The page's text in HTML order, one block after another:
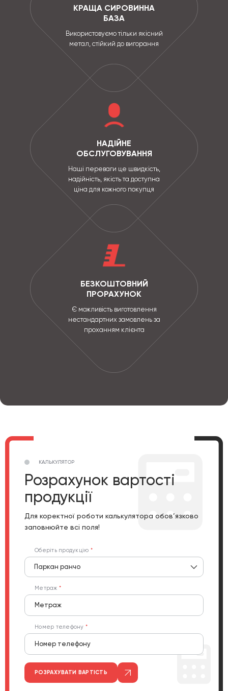
КРАЩА СИРОВИННА
БАЗА
Використовуємо тільки якісний
метал, стійкий до вигорання
НАДІЙНЕ
ОБСЛУГОВУВАННЯ
Наші переваги це швидкість,
надійність, якість та доступна
ціна для кожного покупця
БЕЗКОШТОВНИЙ
ПРОРАХУНОК
Є можливість виготовлення
нестандартних замовлень за
проханням клієнта
КАЛЬКУЛЯТОР
Розрахунок вартості
продукції
Для коректної роботи калькулятора обов’язково
заповнюйте всі поля!
Оберіть продукцію
Паркан ранчо
Метраж
Номер телефону
РОЗРАХУВАТИ ВАРТІСТЬ